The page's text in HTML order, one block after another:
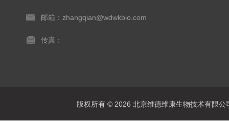
邮箱：zhangqian@wdwkbio.com
传真：
版权所有 © 2026 北京维德维康生物技术有